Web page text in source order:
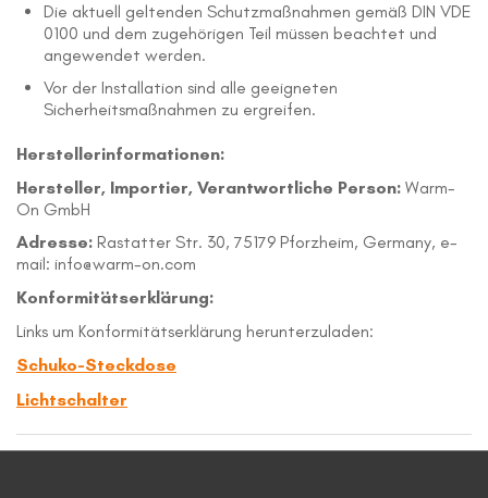
Die aktuell geltenden Schutzmaßnahmen gemäß DIN VDE
0100 und dem zugehörigen Teil müssen beachtet und
angewendet werden.
Vor der Installation sind alle geeigneten
Sicherheitsmaßnahmen zu ergreifen.
Herstellerinformationen:
Hersteller, Importier, Verantwortliche Person: Warm-
On GmbH
Adresse: Rastatter Str. 30, 75179 Pforzheim, Germany, e-
mail: info@warm-on.com
Konformitätserklärung:
Links um Konformitätserklärung herunterzuladen:
Schuko-Steckdose
Lichtschalter